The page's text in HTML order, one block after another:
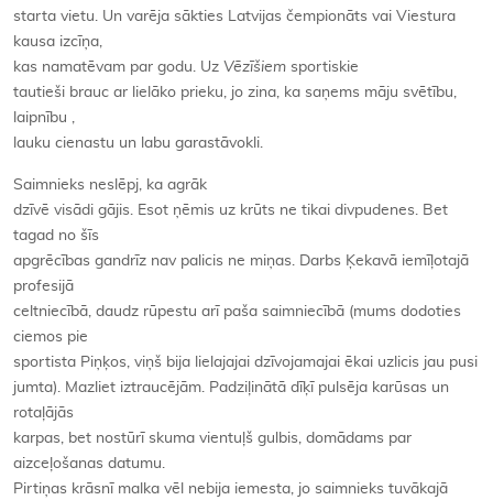
starta vietu. Un varēja sākties Latvijas čempionāts vai Viestura
kausa izcīņa,
kas namatēvam par godu. Uz Vēzīšiem sportiskie
tautieši brauc ar lielāko prieku, jo zina, ka saņems māju svētību,
laipnību ,
lauku cienastu un labu garastāvokli.
Saimnieks neslēpj, ka agrāk
dzīvē visādi gājis. Esot ņēmis uz krūts ne tikai divpudenes. Bet
tagad no šīs
apgrēcības gandrīz nav palicis ne miņas. Darbs Ķekavā iemīļotajā
profesijā
celtniecībā, daudz rūpestu arī paša saimniecībā (mums dodoties
ciemos pie
sportista Piņķos, viņš bija lielajajai dzīvojamajai ēkai uzlicis jau pusi
jumta). Mazliet iztraucējām. Padziļinātā dīķī pulsēja karūsas un
rotaļājās
karpas, bet nostūrī skuma vientuļš gulbis, domādams par
aizceļošanas datumu.
Pirtiņas krāsnī malka vēl nebija iemesta, jo saimnieks tuvākajā